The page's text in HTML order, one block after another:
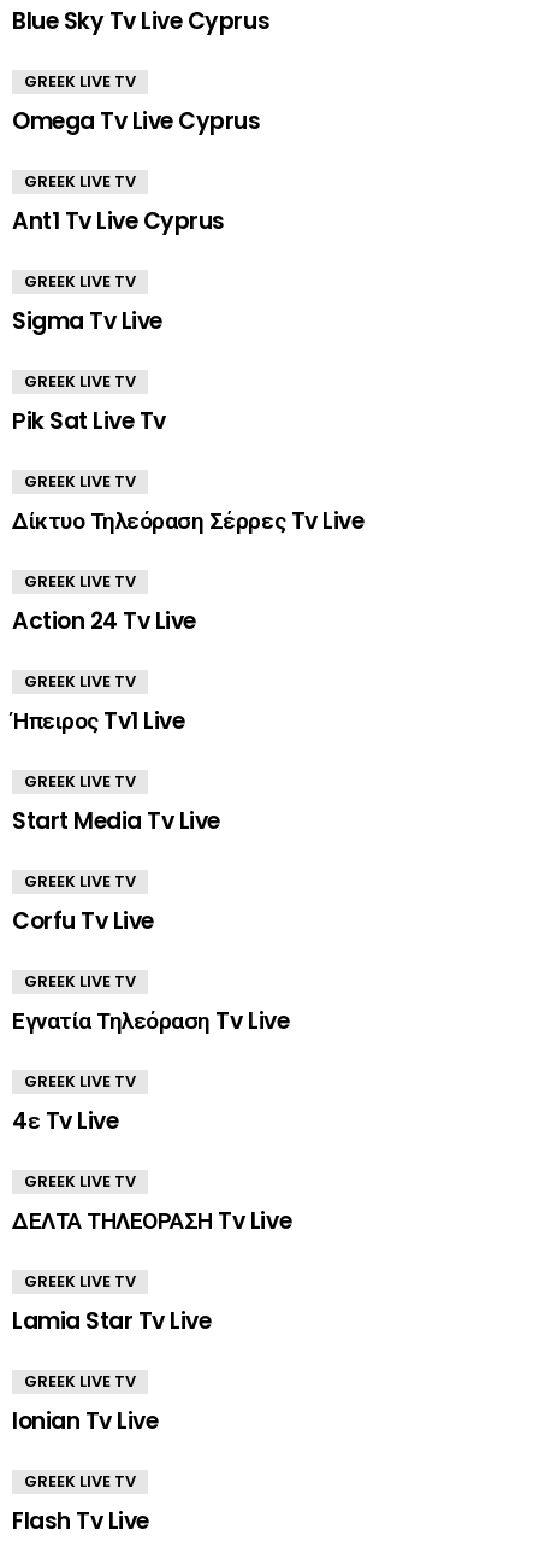
Blue Sky Tv Live Cyprus
GREEK LIVE TV
Omega Tv Live Cyprus
GREEK LIVE TV
Ant1 Tv Live Cyprus
GREEK LIVE TV
Sigma Tv Live
GREEK LIVE TV
Ρik Sat Live Tv
GREEK LIVE TV
Δίκτυο Τηλεόραση Σέρρες Tv Live
GREEK LIVE TV
Action 24 Tv Live
GREEK LIVE TV
Ήπειρος Tv1 Live
GREEK LIVE TV
Start Media Tv Live
GREEK LIVE TV
Corfu Tv Live
GREEK LIVE TV
Εγνατία Τηλεόραση Tv Live
GREEK LIVE TV
4ε Tv Live
GREEK LIVE TV
ΔΕΛΤΑ ΤΗΛΕΟΡΑΣΗ Tv Live
GREEK LIVE TV
Lamia Star Tv Live
GREEK LIVE TV
Ionian Tv Live
GREEK LIVE TV
Flash Tv Live